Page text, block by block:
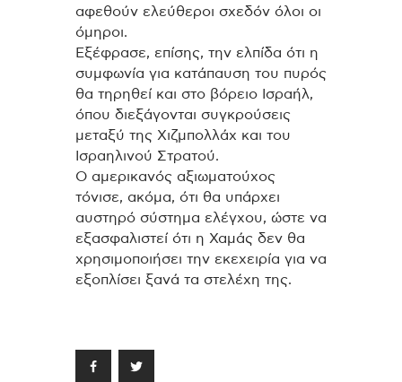
αφεθούν ελεύθεροι σχεδόν όλοι οι
όμηροι.
Εξέφρασε, επίσης, την ελπίδα ότι η
συμφωνία για κατάπαυση του πυρός
θα τηρηθεί και στο βόρειο Ισραήλ,
όπου διεξάγονται συγκρούσεις
μεταξύ της Χιζμπολλάχ και του
Ισραηλινού Στρατού.
Ο αμερικανός αξιωματούχος
τόνισε, ακόμα, ότι θα υπάρχει
αυστηρό σύστημα ελέγχου, ώστε να
εξασφαλιστεί ότι η Χαμάς δεν θα
χρησιμοποιήσει την εκεχειρία για να
εξοπλίσει ξανά τα στελέχη της.